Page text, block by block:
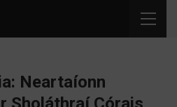
Neartaíonn